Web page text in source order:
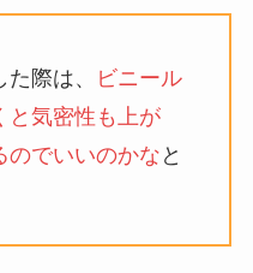
際は、
ビニール
と気密性も上が
のでいいのかな と